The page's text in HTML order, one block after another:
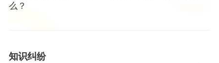
么？
知识纠纷